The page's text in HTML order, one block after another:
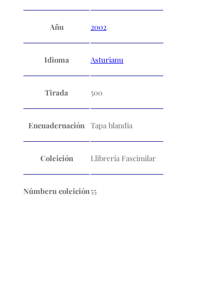
Añu 2002
Idioma Asturianu
Tirada 500
Encuadernación Tapa blandia
Coleición Llibrería Fascimilar
Númberu coleición55